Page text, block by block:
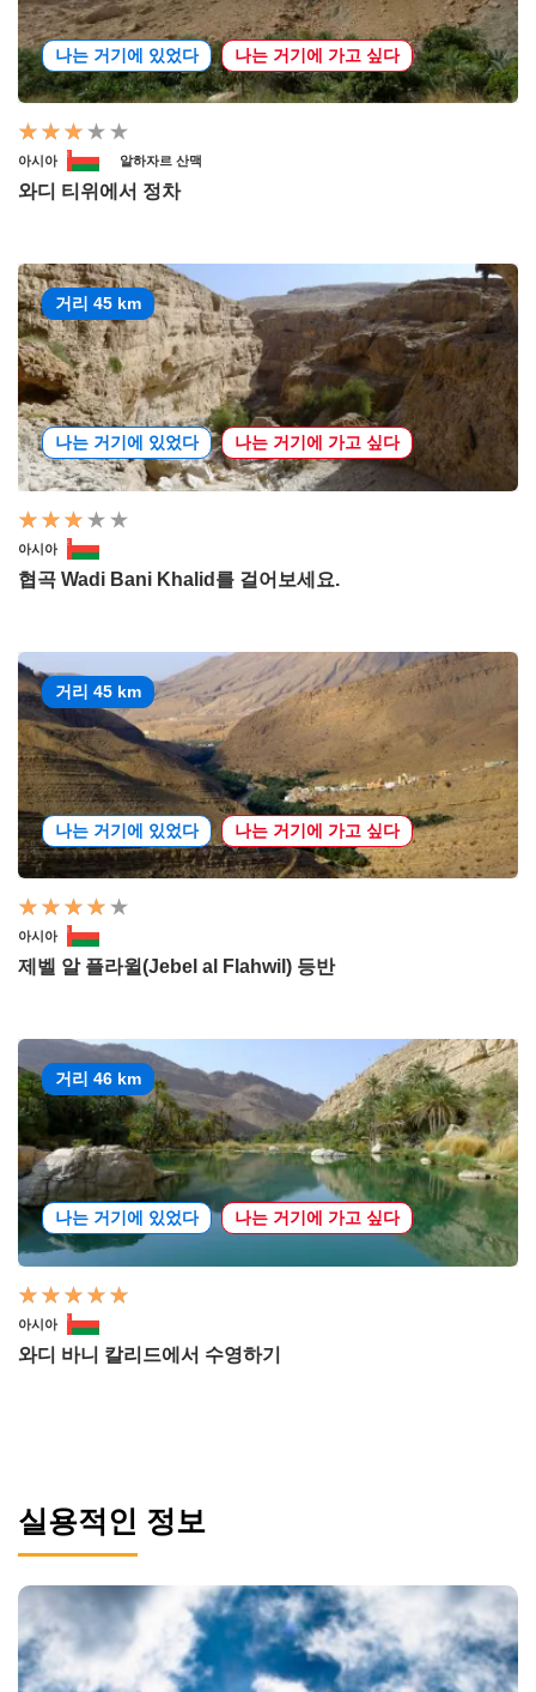
나는 거기에 있었다 나는 거기에 가고 싶다
아시아 알하자르 산맥
와디 티위에서 정차
거리 45 km
나는 거기에 있었다 나는 거기에 가고 싶다
아시아
협곡 Wadi Bani Khalid를 걸어보세요.
거리 45 km
나는 거기에 있었다 나는 거기에 가고 싶다
아시아
제벨 알 플라윌(Jebel al Flahwil) 등반
거리 46 km
나는 거기에 있었다 나는 거기에 가고 싶다
아시아
와디 바니 칼리드에서 수영하기
실용적인 정보